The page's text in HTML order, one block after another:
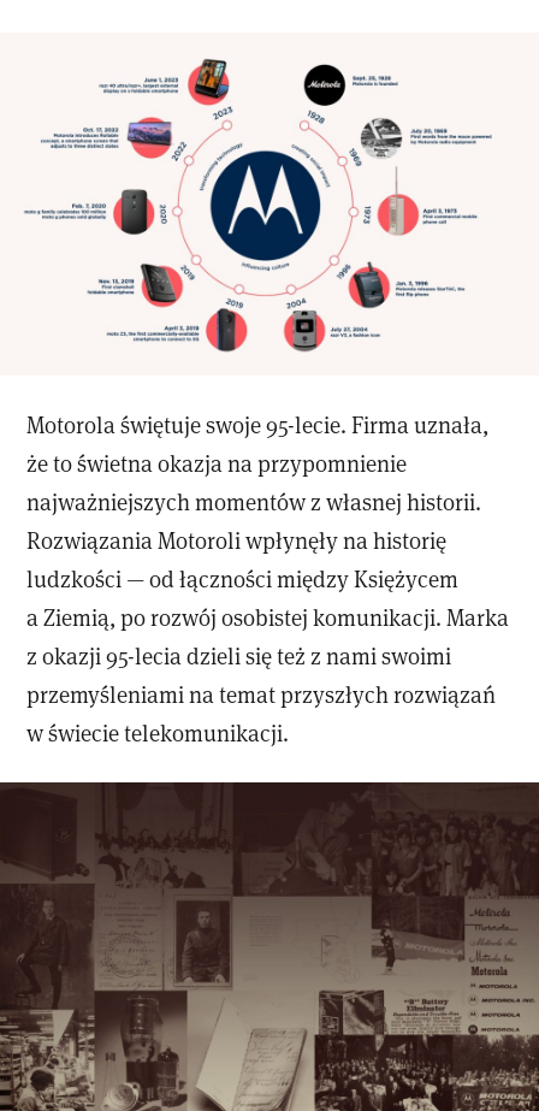
Motorola świętuje swoje 95-lecie. Firma uznała,
że to świetna okazja na przypomnienie
najważniejszych momentów z własnej historii.
Rozwiązania Motoroli wpłynęły na historię
ludzkości — od łączności między Księżycem
a Ziemią, po rozwój osobistej komunikacji. Marka
z okazji 95-lecia dzieli się też z nami swoimi
przemyśleniami na temat przyszłych rozwiązań
w świecie telekomunikacji.